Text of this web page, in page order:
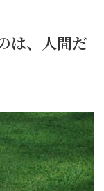
は、人間だ